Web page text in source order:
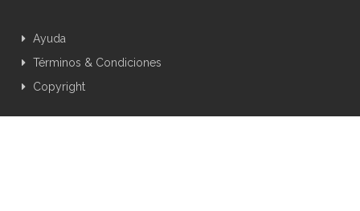
Ayuda
Términos & Condiciones
Copyright